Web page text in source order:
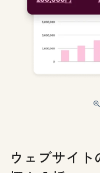
ウェブサイ